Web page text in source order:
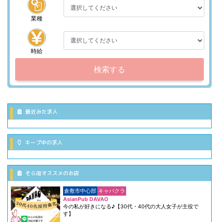
業種
時給
検索する
最近みた求人
キープ中の求人
そら街オススメのお店
倉敷市中心部 キャバクラ
AsianPub DAVAO
今の私が好きになる♪【30代・40代の大人女子が主役で
す】